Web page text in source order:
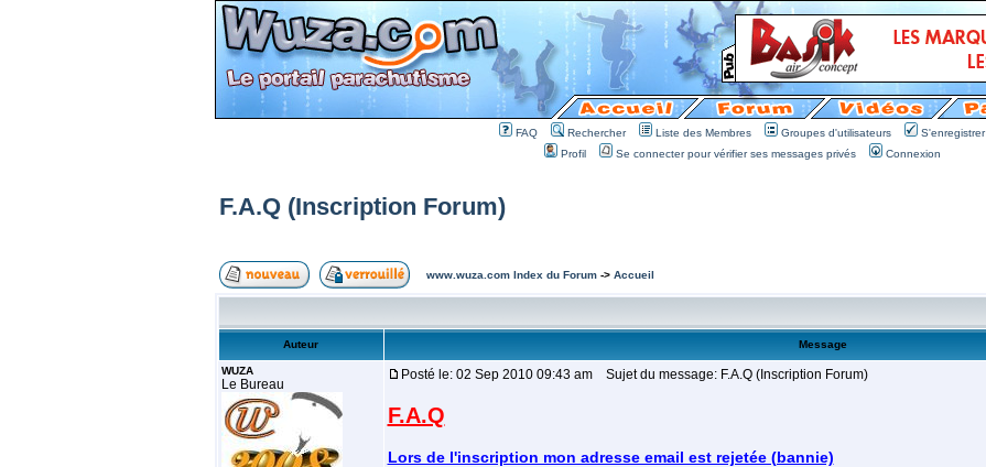
FAQ Rechercher Liste des Membres Groupes d'utilisateurs
S'enregistrer
Profil
Se connecter pour vérifier ses messages privés Connexion
F.A.Q (Inscription Forum)
www.wuza.com Index du Forum-> Accueil
Auteur Message
WUZA
Le Bureau
Posté le: 02 Sep 2010 09:43 am Sujet du message: F.A.Q (Inscription Forum)
F.A.Q
Lors de l'inscription mon adresse email est rejetée (bannie)